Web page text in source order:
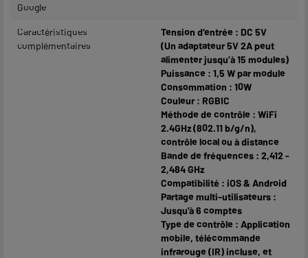
Google
Caractéristiques
complémentaires
Tension d’entrée : DC 5V
(Un adaptateur 5V 2A peut
alimenter jusqu’à 15 modules)
Puissance : 1,5 W par module
Consommation : 10W
Couleur : RGBIC
Méthode de contrôle : WiFi
2.4GHz (802.11 b/g/n),
contrôle local ou à distance
Bande de fréquences : 2,412 -
2,484 GHz
Compatibilité : iOS & Android
Partage multi-utilisateurs :
Jusqu'à 6 comptes
Type de contrôle : Application
mobile, télécommande
infrarouge (IR) incluse, et